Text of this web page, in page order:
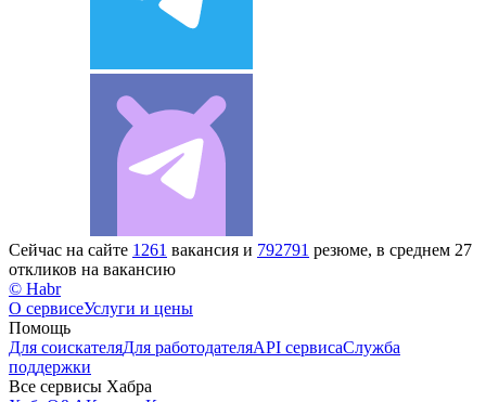
Сейчас на сайте 1261 вакансия и 792791 резюме, в среднем 27
откликов на вакансию
© Habr
О сервисеУслуги и цены
Помощь
Для соискателяДля работодателяAPI сервисаСлужба
поддержки
Все сервисы Хабра